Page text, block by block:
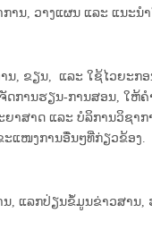
ານ, ວາງແຜນ ແລະ ແນະ
ານ, ຂຽນ, ແລະ ໃຊ້ໄວຍະກ
ດການຮຽນ-ການສອນ, ໃຫ້ຄ
ຍາສາດ ແລະ ບໍລິການວິຊາ
ະແໜງການອື່ນໆທີ່ກ່ຽວຂ້ອງ
, ແລກປ່ຽນຂໍ້ມູນຂ່າວສານ,